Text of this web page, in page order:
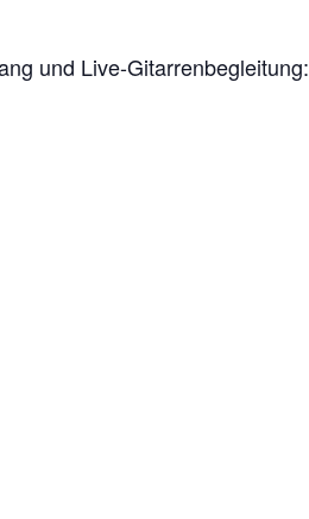
und Live-Gitarrenbegleitung: